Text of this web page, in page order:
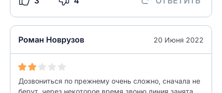
Роман Новрузов 20 Июня 2022
Дозвониться по прежнему очень сложно, сначала не
берут, через некоторое время звоню линия занята,